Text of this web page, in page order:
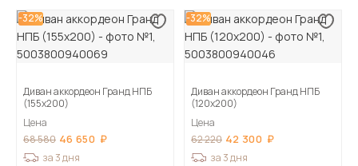
-32%
Диван аккордеон Гранд НПБ
(155х200)
Цена
68 580 46 650
за 3 дня
-32%
Диван аккордеон Гранд НПБ
(120х200)
Цена
62 220 42 300
за 3 дня